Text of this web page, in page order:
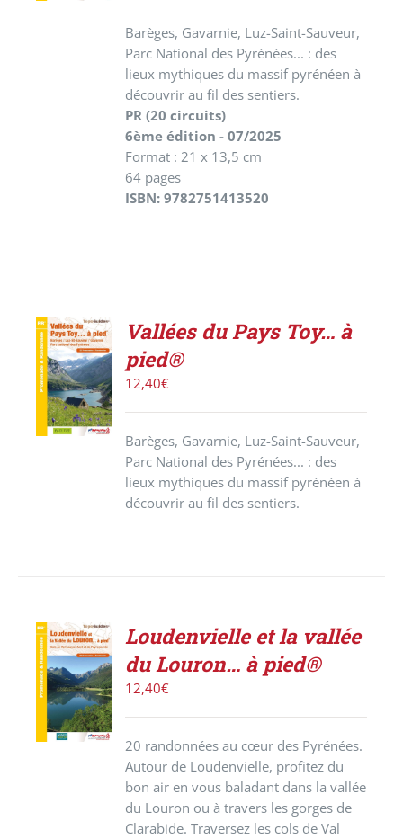
Barèges, Gavarnie, Luz-Saint-Sauveur,
Parc National des Pyrénées... : des
lieux mythiques du massif pyrénéen à
découvrir au fil des sentiers.
PR (20 circuits)
6ème édition - 07/2025
Format : 21 x 13,5 cm
64 pages
ISBN: 9782751413520
ACHETER
LE
PRODUIT
/
DÉTAILS
Vallées du Pays Toy… à
pied®
12,40€
Barèges, Gavarnie, Luz-Saint-Sauveur,
Parc National des Pyrénées... : des
lieux mythiques du massif pyrénéen à
découvrir au fil des sentiers.
ACHETER
LE
PRODUIT
/
DÉTAILS
Loudenvielle et la vallée
du Louron… à pied®
12,40€
20 randonnées au cœur des Pyrénées.
Autour de Loudenvielle, profitez du
bon air en vous baladant dans la vallée
du Louron ou à travers les gorges de
Clarabide. Traversez les cols de Val